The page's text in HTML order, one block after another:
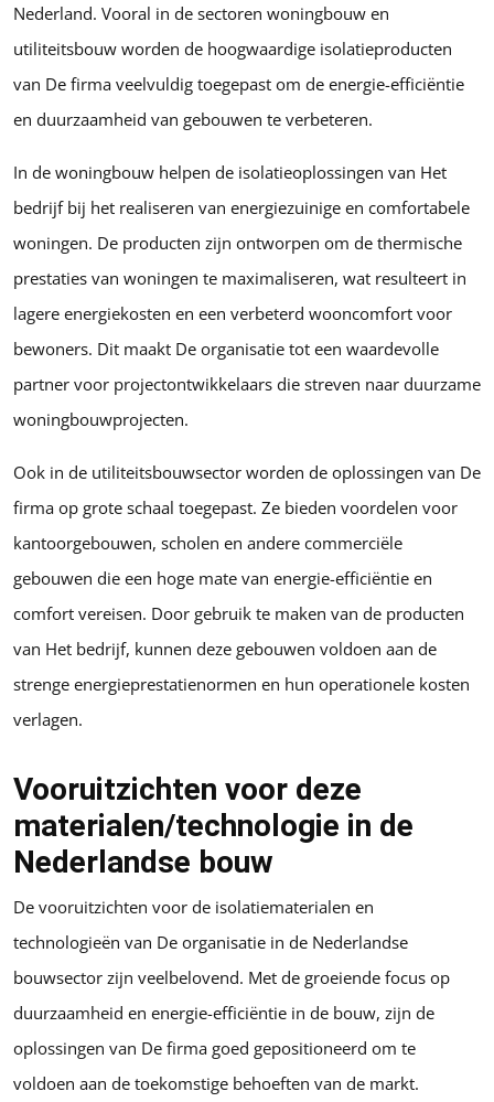
Nederland. Vooral in de sectoren woningbouw en
utiliteitsbouw worden de hoogwaardige isolatieproducten
van De firma veelvuldig toegepast om de energie-efficiëntie
en duurzaamheid van gebouwen te verbeteren.
In de woningbouw helpen de isolatieoplossingen van Het
bedrijf bij het realiseren van energiezuinige en comfortabele
woningen. De producten zijn ontworpen om de thermische
prestaties van woningen te maximaliseren, wat resulteert in
lagere energiekosten en een verbeterd wooncomfort voor
bewoners. Dit maakt De organisatie tot een waardevolle
partner voor projectontwikkelaars die streven naar duurzame
woningbouwprojecten.
Ook in de utiliteitsbouwsector worden de oplossingen van De
firma op grote schaal toegepast. Ze bieden voordelen voor
kantoorgebouwen, scholen en andere commerciële
gebouwen die een hoge mate van energie-efficiëntie en
comfort vereisen. Door gebruik te maken van de producten
van Het bedrijf, kunnen deze gebouwen voldoen aan de
strenge energieprestatienormen en hun operationele kosten
verlagen.
Vooruitzichten voor deze
materialen/technologie in de
Nederlandse bouw
De vooruitzichten voor de isolatiematerialen en
technologieën van De organisatie in de Nederlandse
bouwsector zijn veelbelovend. Met de groeiende focus op
duurzaamheid en energie-efficiëntie in de bouw, zijn de
oplossingen van De firma goed gepositioneerd om te
voldoen aan de toekomstige behoeften van de markt.